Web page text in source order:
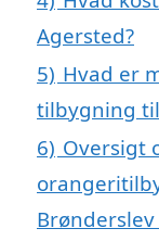
Agersted?
5) Hvad er
tilbygning
6) Oversigt